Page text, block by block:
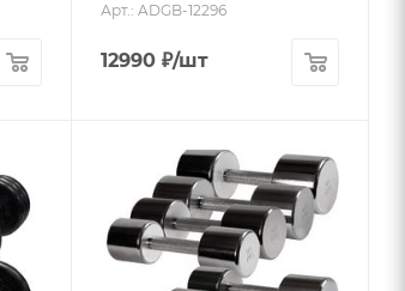
Арт.: ADGB-12296
12990₽/шт